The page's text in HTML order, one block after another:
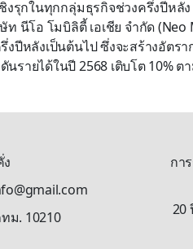
งรุกในทุกกลุ่มธุรกิจช่วงครึ่งปีหลั
นีโอ โมบิลิตี้ เอเชีย จำกัด
ปีหลังเป็นต้นไป ซึ่งจะสร้างอัตร
รายได้ในปี 2568 เติบโต 10% ต
ม. 10210
กา
20